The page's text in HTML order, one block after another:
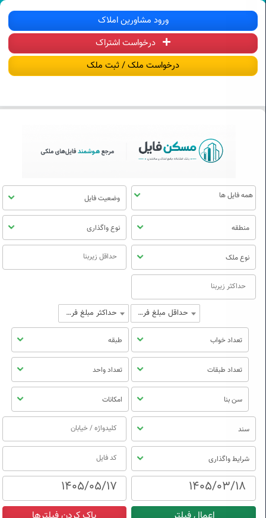
مسکن فایل | خرید، فروش، رهن و اجاره
ورود مشاورین املاک
درخواست اشتراک
درخواست ملک / ثبت ملک
مسکن
فایل
وضعیت فایل
منطقه نوع واگذاری
نوع ملک
حداقل مبلغ فروش حداکثر مبلغ فروش
تعداد خواب طبقه
تعداد طبقات تعداد واحد
سن بنا امکانات
سند
شرایط واگذاری